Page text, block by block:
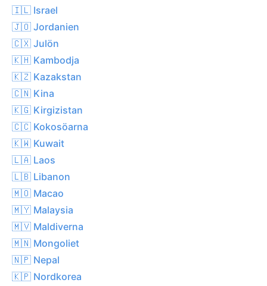
🇮🇱 Israel
🇯🇴 Jordanien
🇨🇽 Julön
🇰🇭 Kambodja
🇰🇿 Kazakstan
🇨🇳 Kina
🇰🇬 Kirgizistan
🇨🇨 Kokosöarna
🇰🇼 Kuwait
🇱🇦 Laos
🇱🇧 Libanon
🇲🇴 Macao
🇲🇾 Malaysia
🇲🇻 Maldiverna
🇲🇳 Mongoliet
🇳🇵 Nepal
🇰🇵 Nordkorea